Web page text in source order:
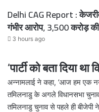
Delhi CAG Report :
गंभीर आरोप, 3,500 करोड़
3 hours ago
‘पार्टी को बता दिया
अन्नामलाई ने कहा, ‘आज हम एक
तमिलनाडु के अगले विधानसभा चुनाव
तमिलनाडु चुनाव से पहले ही